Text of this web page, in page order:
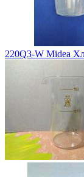
220Q3-W Midea